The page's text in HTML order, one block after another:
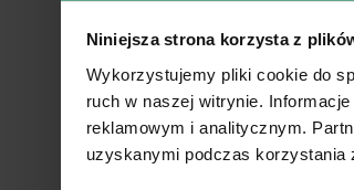
Niniejsza strona korzysta z
Wykorzystujemy pliki cookie do
ruch w naszej witrynie.
reklamowym i analitycznym.
uzyskanymi podczas korzystania